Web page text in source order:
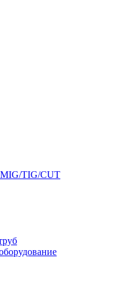
MIG/TIG/CUT